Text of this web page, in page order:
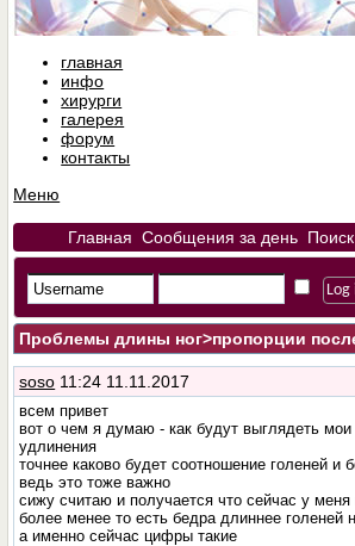
главная
инфо
хирурги
галерея
форум
контакты
Меню
Главная Сообщения за день Поиск
Проблемы длины ног>пропорции
soso 11:24 11.11.2017
всем привет
вот о чем я думаю - как будут выглядеть мои
удлинения
точнее каково будет соотношение голеней и
ведь это тоже важно
сижу считаю и получается что сейчас у меня
более менее то есть бедра длиннее голеней
а именно сейчас цифры такие